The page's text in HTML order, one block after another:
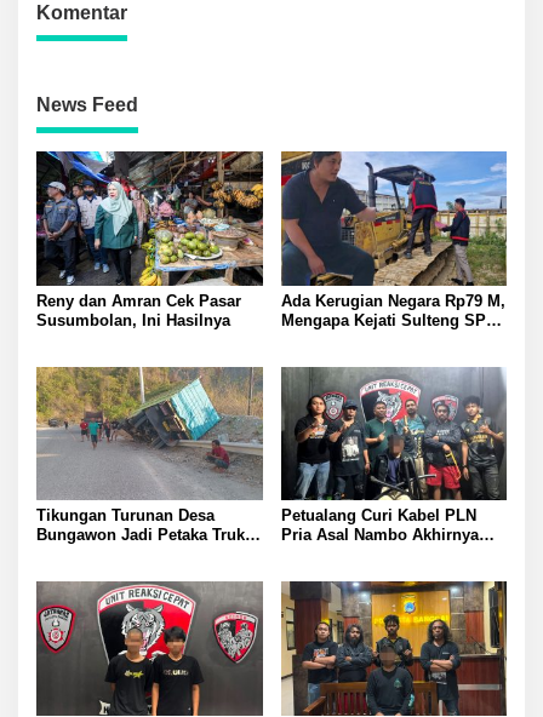
Komentar
News Feed
Reny dan Amran Cek Pasar
Susumbolan, Ini Hasilnya
Ada Kerugian Negara Rp79 M,
Mengapa Kejati Sulteng SP3
Tikungan Turunan Desa
Bungawon Jadi Petaka Truk
Petualang Curi Kabel PLN
Pria Asal Nambo Akhirnya